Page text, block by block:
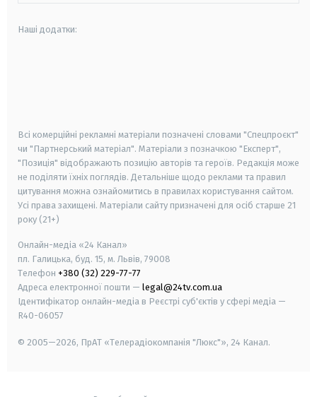
Наші додатки:
Всі комерційні рекламні матеріали позначені словами "Спецпроєкт"
чи "Партнерський матеріал". Матеріали з позначкою "Експерт",
"Позиція" відображають позицію авторів та героїв. Редакція може
не поділяти їхніх поглядів. Детальніше щодо реклами та правил
цитування можна ознайомитись в правилах користування сайтом.
Усі права захищені. Матеріали сайту призначені для осіб старше 21
року (21+)
Онлайн-медіа «24 Канал»
пл. Галицька, буд. 15, м. Львів, 79008
Телефон +380 (32) 229-77-77
Адреса електронної пошти — legal@24tv.com.ua
Ідентифікатор онлайн-медіа в Реєстрі суб'єктів у сфері медіа —
R40-06057
© 2005—2026, ПрАТ «Телерадіокомпанія "Люкс"», 24 Канал.